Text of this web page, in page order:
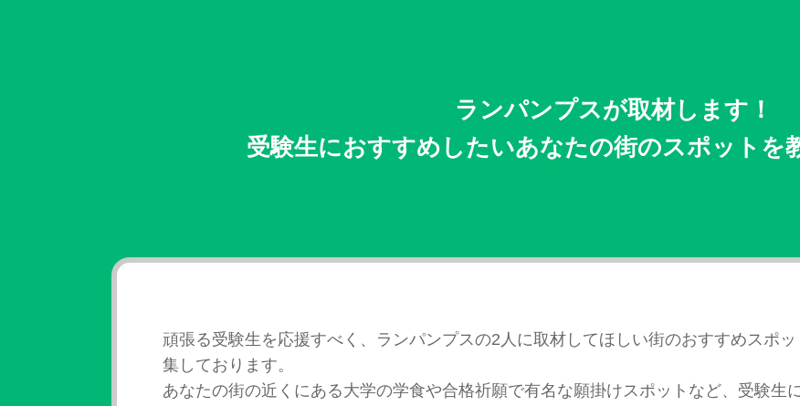
ランパンプスが取材します！
受験生におすすめしたいあなたの街のスポットを
頑張る受験生を応援すべく、ランパンプスの2人に取材してほしい街のおすすめスポ
集しております。
あなたの街の近くにある大学の学食や合格祈願で有名な願掛けスポットなど、受験生